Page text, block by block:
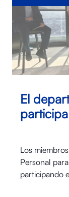
El
Los
Personal
participando